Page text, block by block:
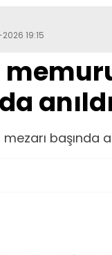
19:15
başında